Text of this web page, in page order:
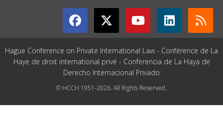
Hague Conference on Private International Law - Conférence de La
Haye de droit international privé - Conferencia de La Haya de
Derecho Internacional Privado
© HCCH 1951-2026. All Rights Reserved.